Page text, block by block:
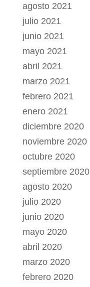
agosto 2021
julio 2021
junio 2021
mayo 2021
abril 2021
marzo 2021
febrero 2021
enero 2021
diciembre 2020
noviembre 2020
octubre 2020
septiembre 2020
agosto 2020
julio 2020
junio 2020
mayo 2020
abril 2020
marzo 2020
febrero 2020